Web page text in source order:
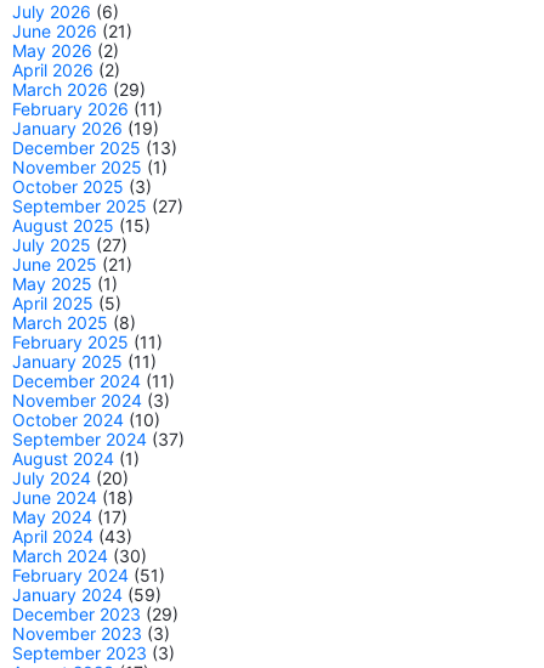
July 2026 (6)
June 2026 (21)
May 2026 (2)
April 2026 (2)
March 2026 (29)
February 2026 (11)
January 2026 (19)
December 2025 (13)
November 2025 (1)
October 2025 (3)
September 2025 (27)
August 2025 (15)
July 2025 (27)
June 2025 (21)
May 2025 (1)
April 2025 (5)
March 2025 (8)
February 2025 (11)
January 2025 (11)
December 2024 (11)
November 2024 (3)
October 2024 (10)
September 2024 (37)
August 2024 (1)
July 2024 (20)
June 2024 (18)
May 2024 (17)
April 2024 (43)
March 2024 (30)
February 2024 (51)
January 2024 (59)
December 2023 (29)
November 2023 (3)
September 2023 (3)